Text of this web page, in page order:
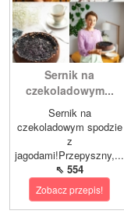
Sernik na
czekoladowym...
Sernik na
czekoladowym spodzie
z
jagodami!Przepyszny,...
⇖ 554
Zobacz przepis!